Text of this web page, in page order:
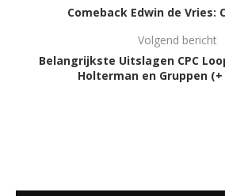
Comeback Edwin de Vries:
Volgend bericht
Belangrijkste Uitslagen CPC
Holterman en Gruppen